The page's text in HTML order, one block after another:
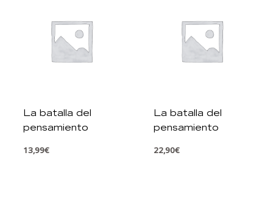
La batalla del
pensamiento
13,99€
La batalla del
pensamiento
22,90€